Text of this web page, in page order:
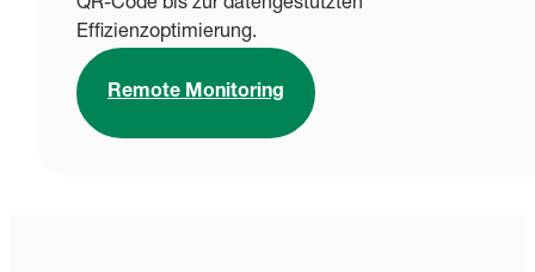
QR-Code bis zur datengestützten
Effizienzoptimierung.
Remote Monitoring